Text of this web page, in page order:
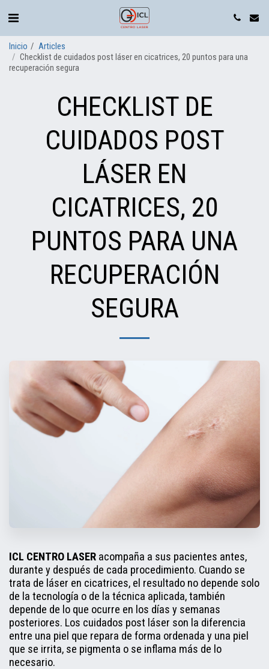
Inicio
Articles
Checklist de cuidados post láser en cicatrices, 20 puntos para una
recuperación segura
CHECKLIST DE
CUIDADOS POST
LÁSER EN
CICATRICES, 20
PUNTOS PARA UNA
RECUPERACIÓN
SEGURA
ICL CENTRO LASER acompaña a sus pacientes antes,
durante y después de cada procedimiento. Cuando se
trata de láser en cicatrices, el resultado no depende solo
de la tecnología o de la técnica aplicada, también
depende de lo que ocurre en los días y semanas
posteriores. Los cuidados post láser son la diferencia
entre una piel que repara de forma ordenada y una piel
que se irrita, se pigmenta o se inflama más de lo
necesario.